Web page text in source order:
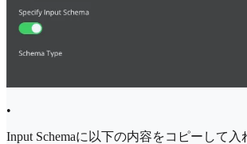
•
Input Schemaに以下の内容をコピーして入